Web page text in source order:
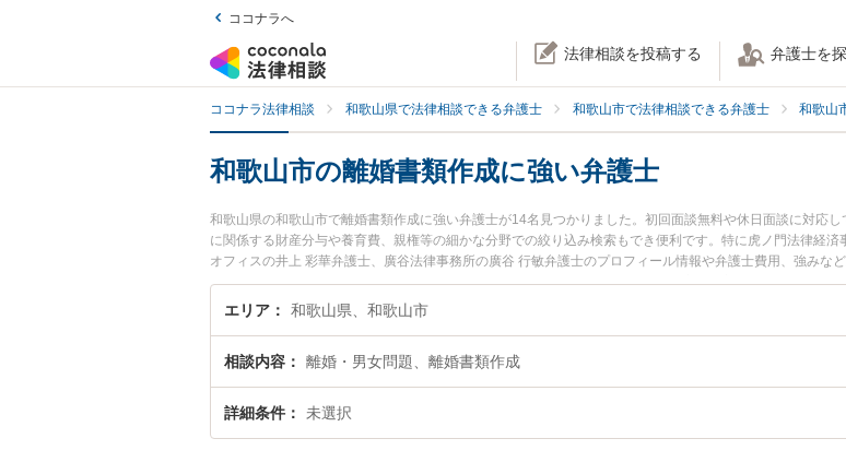
ココナラへ
法律相談を投稿する 弁護士を
ココナラ法律相談 和歌山県で法律相談できる弁護士 和歌山市で法律相談できる弁護士 和歌山
和歌山市の離婚書類作成に強い弁護士
和歌山県の和歌山市で離婚書類作成に強い弁護士が14名見つかりました。初回面談無料や休日面談に対応
に関係する財産分与や養育費、親権等の細かな分野での絞り込み検索もでき便利です。特に虎ノ門法律経
オフィスの井上 彩華弁護士、廣谷法律事務所の廣谷 行敏弁護士のプロフィール情報や弁護士費用、強みな
成のトラブルを今すぐに弁護士に相談したい』『離婚書類作成のトラブル解決の実績豊富な近くの弁護士
内の弁護士に相談予約したい』などでお困りの相談者さんにおすすめです。
エリア 和歌山県、和歌山市
相談内容 離婚・男女問題、離婚書類作成
詳細条件 未選択